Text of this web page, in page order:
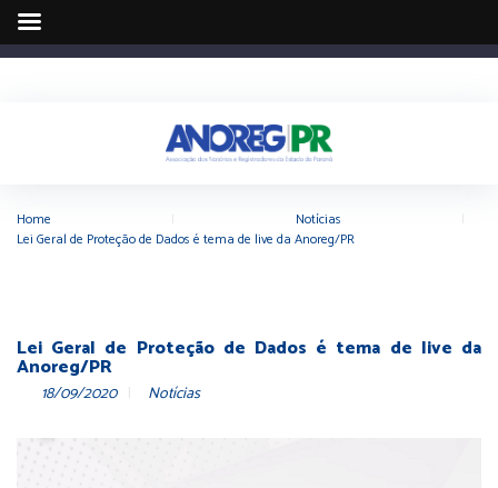
Home Notícias
Lei Geral de Proteção de Dados é tema de live da Anoreg/PR
Lei Geral de Proteção de Dados é tema de live da
Anoreg/PR
18/09/2020 Notícias